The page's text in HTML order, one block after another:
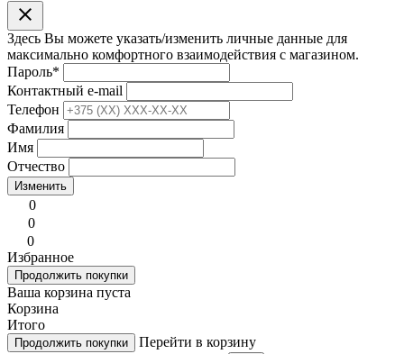
clear
Здесь Вы можете указать/изменить личные данные для
максимально комфортного взаимодействия с магазином.
Пароль*
Контактный e-mail
Телефон
Фамилия
Имя
Отчество
Изменить
0
0
0
Избранное
Продолжить покупки
Ваша корзина пуста
Корзина
Итого
Продолжить покупки Перейти в корзину